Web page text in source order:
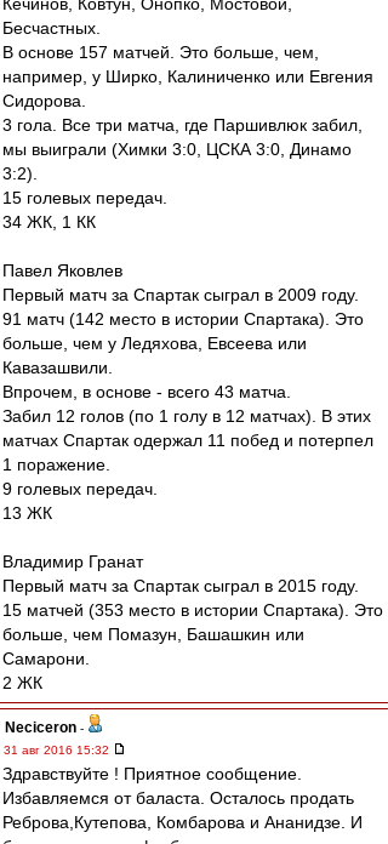
Бесчастных.
В основе 157 матчей. Это больше, чем,
например, у Ширко, Калиниченко или Евгения
Сидорова.
3 гола. Все три матча, где Паршивлюк забил,
мы выиграли (Химки 3:0, ЦСКА 3:0, Динамо
3:2).
15 голевых передач.
34 ЖК, 1 КК
Павел Яковлев
Первый матч за Спартак сыграл в 2009 году.
91 матч (142 место в истории Спартака). Это
больше, чем у Ледяхова, Евсеева или
Кавазашвили.
Впрочем, в основе - всего 43 матча.
Забил 12 голов (по 1 голу в 12 матчах). В этих
матчах Спартак одержал 11 побед и потерпел
1 поражение.
9 голевых передач.
13 ЖК
Владимир Гранат
Первый матч за Спартак сыграл в 2015 году.
15 матчей (353 место в истории Спартака). Это
больше, чем Помазун, Башашкин или
Самарони.
2 ЖК
Neciceron -
31 авг 2016 15:32
Здравствуйте ! Приятное сообщение.
Избавляемся от баласта. Осталось продать
Реброва,Кутепова, Комбарова и Ананидзе. И